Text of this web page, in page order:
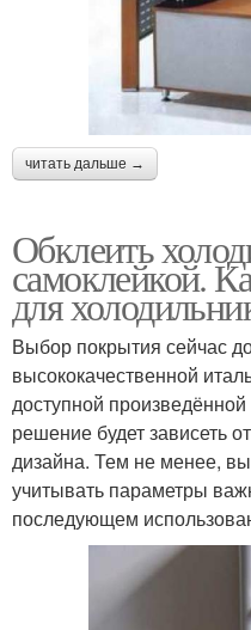
читать дальше →
Обклеить
самоклейкой.
для
Выбор покрытия сейчас
высококачественной
доступной
решение будет зависеть
дизайна. Тем не менее,
учитывать параметры
последующем